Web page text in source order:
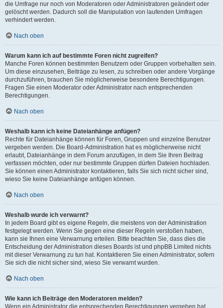
die Umfrage nur noch von Moderatoren oder Administratoren geändert oder
gelöscht werden. Dadurch soll die Manipulation von laufenden Umfragen
verhindert werden.
Nach oben
Warum kann ich auf bestimmte Foren nicht zugreifen?
Manche Foren können bestimmten Benutzern oder Gruppen vorbehalten sein.
Um diese einzusehen, Beiträge zu lesen, zu schreiben oder andere Vorgänge
durchzuführen, brauchen Sie möglicherweise besondere Berechtigungen.
Fragen Sie einen Moderator oder Administrator nach entsprechenden
Berechtigungen.
Nach oben
Weshalb kann ich keine Dateianhänge anfügen?
Rechte für Dateianhänge können für Foren, Gruppen und einzelne Benutzer
vergeben werden. Die Board-Administration hat es möglicherweise nicht
erlaubt, Dateianhänge in dem Forum anzufügen, in dem Sie Ihren Beitrag
verfassen möchten, oder nur bestimmte Gruppen dürfen Dateien hochladen.
Sie können einen Administrator kontaktieren, falls Sie sich nicht sicher sind,
wieso Sie keine Dateianhänge anfügen können.
Nach oben
Weshalb wurde ich verwarnt?
In jedem Board gibt es eigene Regeln, die meistens von der Administration
festgelegt werden. Wenn Sie gegen eine dieser Regeln verstoßen haben,
kann sie Ihnen eine Verwarnung erteilen. Bitte beachten Sie, dass dies die
Entscheidung der Administration dieses Boards ist und phpBB Limited nichts
mit dieser Verwarnung zu tun hat. Kontaktieren Sie einen Administrator, sofern
Sie sich die nicht sicher sind, wieso Sie verwarnt wurden.
Nach oben
Wie kann ich Beiträge den Moderatoren melden?
Wenn ein Administrator die entsprechenden Berechtigungen vergeben hat,